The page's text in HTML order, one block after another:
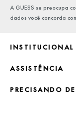
INSTITUCIONAL
ASSISTÊNCIA
PRECISANDO
A GUESS se preocupa
dados você concorda